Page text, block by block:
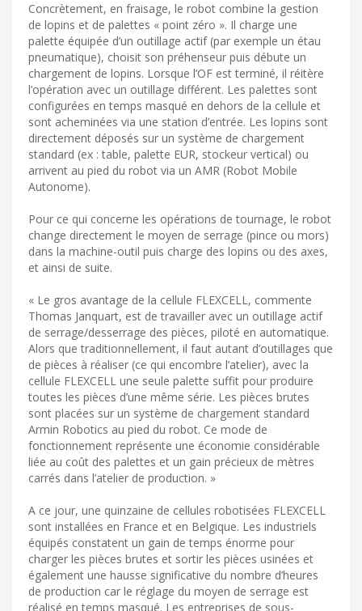
Concrètement, en fraisage, le robot combine la gestion
de lopins et de palettes « point zéro ». Il charge une
palette équipée d’un outillage actif (par exemple un étau
pneumatique), choisit son préhenseur puis débute un
chargement de lopins. Lorsque l’OF est terminé, il réitère
l’opération avec un outillage différent. Les palettes sont
configurées en temps masqué en dehors de la cellule et
sont acheminées via une station d’entrée. Les lopins sont
directement déposés sur un système de chargement
standard (ex : table, palette EUR, stockeur vertical) ou
arrivent au pied du robot via un AMR (Robot Mobile
Autonome).
Pour ce qui concerne les opérations de tournage, le robot
change directement le moyen de serrage (pince ou mors)
dans la machine-outil puis charge des lopins ou des axes,
et ainsi de suite.
« Le gros avantage de la cellule FLEXCELL, commente
Thomas Janquart, est de travailler avec un outillage actif
de serrage/desserrage des pièces, piloté en automatique.
Alors que traditionnellement, il faut autant d’outillages que
de pièces à réaliser (ce qui encombre l’atelier), avec la
cellule FLEXCELL une seule palette suffit pour produire
toutes les pièces d’une même série. Les pièces brutes
sont placées sur un système de chargement standard
Armin Robotics au pied du robot. Ce mode de
fonctionnement représente une économie considérable
liée au coût des palettes et un gain précieux de mètres
carrés dans l’atelier de production. »
A ce jour, une quinzaine de cellules robotisées FLEXCELL
sont installées en France et en Belgique. Les industriels
équipés constatent un gain de temps énorme pour
charger les pièces brutes et sortir les pièces usinées et
également une hausse significative du nombre d’heures
de production car le réglage du moyen de serrage est
réalisé en temps masqué. Les entreprises de sous-